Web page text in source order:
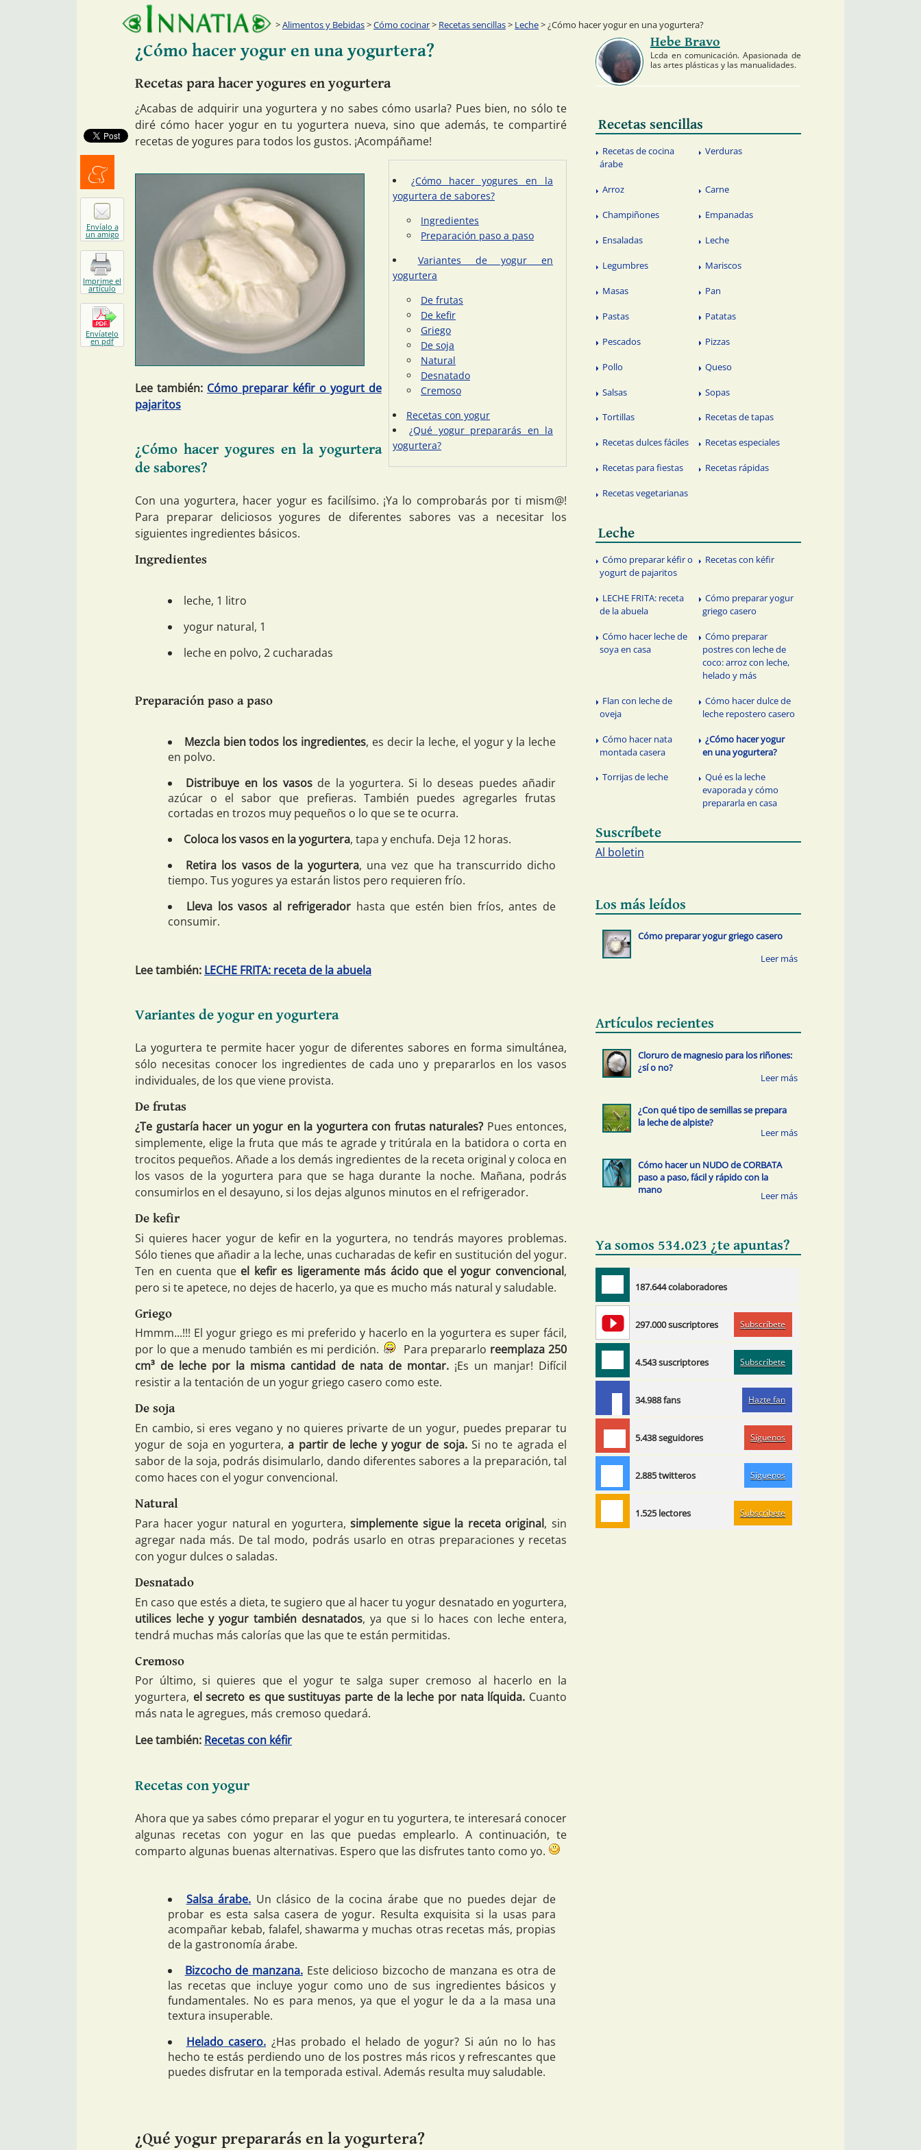
Alimentos y Bebidas>Cómo cocinar> Recetas sencillas> Leche> ¿Cómo hacer yogur en una yogurtera?
¿Cómo hacer yogur en una yogurtera?
Recetas para hacer yogures en yogurtera
¿Acabas de adquirir una yogurtera y no sabes cómo usarla? Pues bien, no sólo te
diré cómo hacer yogur en tu yogurtera nueva, sino que además, te compartiré
recetas de yogures para todos los gustos. ¡Acompáñame!
¿Cómo hacer yogures en la
yogurtera de sabores?
Ingredientes
Preparación paso a paso
Variantes de yogur en
yogurtera
De frutas
De kefir
Griego
De soja
Natural
Desnatado
Cremoso
Recetas con yogur
¿Qué yogur prepararás en la
yogurtera?
Lee también: Cómo preparar kéfir o yogurt de
pajaritos
¿Cómo hacer yogures en la yogurtera
de sabores?
Con una yogurtera, hacer yogur es facilísimo. ¡Ya lo comprobarás por ti mism@!
Para preparar deliciosos yogures de diferentes sabores vas a necesitar los
siguientes ingredientes básicos.
Ingredientes
leche, 1 litro
yogur natural, 1
leche en polvo, 2 cucharadas
Preparación paso a paso
Mezcla bien todos los ingredientes, es decir la leche, el yogur y la leche
en polvo.
Distribuye en los vasosde la yogurtera. Si lo deseas puedes añadir
azúcar o el sabor que prefieras. También puedes agregarles frutas
cortadas en trozos muy pequeños o lo que se te ocurra.
Coloca los vasos en la yogurtera, tapa y enchufa. Deja 12 horas.
Retira los vasos de la yogurtera, una vez que ha transcurrido dicho
tiempo. Tus yogures ya estarán listos pero requieren frío.
Lleva los vasos al refrigeradorhasta que estén bien fríos, antes de
consumir.
Lee también: LECHE FRITA: receta de la abuela
Variantes de yogur en yogurtera
La yogurtera te permite hacer yogur de diferentes sabores en forma simultánea,
sólo necesitas conocer los ingredientes de cada uno y prepararlos en los vasos
individuales, de los que viene provista.
De frutas
¿Te gustaría hacer un yogur en la yogurtera con frutas naturales? Pues entonces,
simplemente, elige la fruta que más te agrade y tritúrala en la batidora o corta en
trocitos pequeños. Añade a los demás ingredientes de la receta original y coloca en
los vasos de la yogurtera para que se haga durante la noche. Mañana, podrás
consumirlos en el desayuno, si los dejas algunos minutos en el refrigerador.
De kefir
Si quieres hacer yogur de kefir en la yogurtera, no tendrás mayores problemas.
Sólo tienes que añadir a la leche, unas cucharadas de kefir en sustitución del yogur.
Ten en cuenta que el kefir es ligeramente más ácido que el yogur convencional,
pero si te apetece, no dejes de hacerlo, ya que es mucho más natural y saludable.
Griego
Hmmm...!!! El yogur griego es mi preferido y hacerlo en la yogurtera es super fácil,
por lo que a menudo también es mi perdición.
Para prepararlo reemplaza 250
cm³ de leche por la misma cantidad de nata de montar. ¡Es un manjar! Difícil
resistir a la tentación de un yogur griego casero como este.
De soja
En cambio, si eres vegano y no quieres privarte de un yogur, puedes preparar tu
yogur de soja en yogurtera,a partir de leche y yogur de soja.Si no te agrada el
sabor de la soja, podrás disimularlo, dando diferentes sabores a la preparación, tal
como haces con el yogur convencional.
Natural
Para hacer yogur natural en yogurtera,simplemente sigue la receta original, sin
agregar nada más. De tal modo, podrás usarlo en otras preparaciones y recetas
con yogur dulces o saladas.
Desnatado
En caso que estés a dieta, te sugiero que al hacer tu yogur desnatado en yogurtera,
utilices leche y yogur también desnatados, ya que si lo haces con leche entera,
tendrá muchas más calorías que las que te están permitidas.
Cremoso
Por último, si quieres que el yogur te salga super cremoso al hacerlo en la
yogurtera, el secreto es que sustituyas parte de la leche por nata líquida. Cuanto
más nata le agregues, más cremoso quedará.
Lee también: Recetas con kéfir
Recetas con yogur
Ahora que ya sabes cómo preparar el yogur en tu yogurtera, te interesará conocer
algunas recetas con yogur en las que puedas emplearlo. A continuación, te
comparto algunas buenas alternativas. Espero que las disfrutes tanto como yo.
Salsa árabe. Un clásico de la cocina árabe que no puedes dejar de
probar es esta salsa casera de yogur. Resulta exquisita si la usas para
acompañar kebab, falafel, shawarma y muchas otras recetas más, propias
de la gastronomía árabe.
Bizcocho de manzana.Este delicioso bizcocho de manzana es otra de
las recetas que incluye yogur como uno de sus ingredientes básicos y
fundamentales. No es para menos, ya que el yogur le da a la masa una
textura insuperable.
Helado casero. ¿Has probado el helado de yogur? Si aún no lo has
hecho te estás perdiendo uno de los postres más ricos y refrescantes que
puedes disfrutar en la temporada estival. Además resulta muy saludable.
¿Qué yogur prepararás en la yogurtera?
Hebe Bravo
Lcda en comunicación. Apasionada de
las artes plásticas y las manualidades.
Recetas sencillas
Recetas de cocina
árabe
Verduras
Arroz Carne
Champiñones Empanadas
Ensaladas Leche
Legumbres Mariscos
Masas Pan
Pastas Patatas
Pescados Pizzas
Pollo Queso
Salsas Sopas
Tortillas Recetas de tapas
Recetas dulces fáciles Recetas especiales
Recetas para fiestas Recetas rápidas
Recetas vegetarianas
Leche
Cómo preparar kéfir o
yogurt de pajaritos
Recetas con kéfir
LECHE FRITA: receta
de la abuela
Cómo preparar yogur
griego casero
Cómo hacer leche de
soya en casa
Cómo preparar
postres con leche de
coco: arroz con leche,
helado y más
Flan con leche de
oveja
Cómo hacer dulce de
leche repostero casero
Cómo hacer nata
montada casera
¿Cómo hacer yogur
en una yogurtera?
Torrijas de leche
Qué es la leche
evaporada y cómo
prepararla en casa
Suscríbete
Al boletin
Los más leídos
Cómo preparar yogur griego casero
Artículos recientes
Cloruro de magnesio para los riñones:
¿sí o no?
¿Con qué tipo de semillas se prepara
la leche de alpiste?
Cómo hacer un NUDO de CORBATA
paso a paso, fácil y rápido con la
mano
Ya somos 534.023 ¿te apuntas?
187.644 colaboradores
297.000 suscriptores Subscríbete
4.543 suscriptores Subscríbete
34.988 fans Hazte fan
5.438 seguidores Síguenos
2.885 twitteros Síguenos
1.525 lectores Subscríbete
Menéalo
Envíalo a
un amigo
Imprime el
artículo
Envíatelo
en pdf